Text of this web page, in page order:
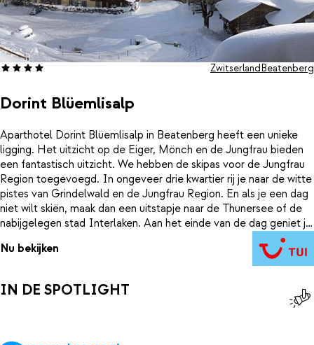
Dorint Blüemlisalp
ZwitserlandBeatenberg
Aparthotel Dorint Blüemlisalp in Beatenberg heeft een unieke
ligging. Het uitzicht op de Eiger, Mönch en de Jungfrau bieden
een fantastisch uitzicht. We hebben de skipas voor de Jungfrau
Region toegevoegd. In ongeveer drie kwartier rij je naar de witte
pistes van Grindelwald en de Jungfrau Region. En als je een dag
niet wilt skiën, maak dan een uitstapje naar de Thunersee of de
nabijgelegen stad Interlaken. Aan het einde van de dag geniet je
Nu bekijken
IN DE SPOTLIGHT